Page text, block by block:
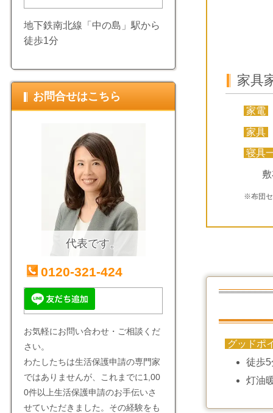
家具
家電
家具
寝具
※布団セ
グッドポ
徒歩
灯油
地下鉄南北線「中の島」駅から
徒歩1分
お問合せはこちら
代表です。
0120-321-424
お気軽にお問い合わせ・ご相談くだ
さい。
わたしたちは生活保護申請の専門家
ではありませんが、これまでに1,00
0件以上生活保護申請のお手伝いさ
せていただきました。その経験をも